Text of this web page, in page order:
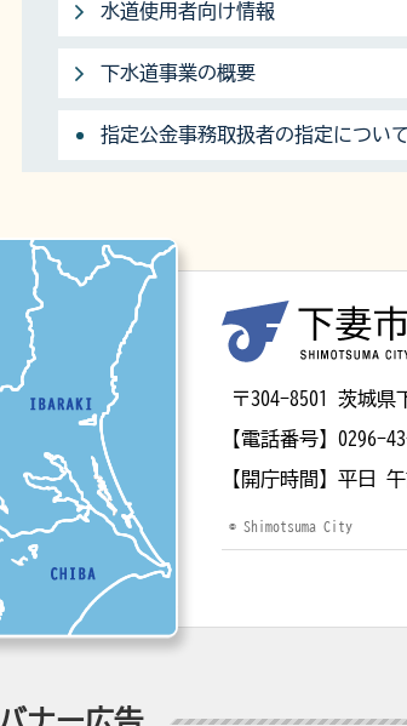
水道使用者向け情報
下水道事業の概要
指定公金事務取扱者の指定につい
〒304-8501 茨城県
【電話番号】 0296-
【開庁時間】 平日 午
© Shimotsuma City